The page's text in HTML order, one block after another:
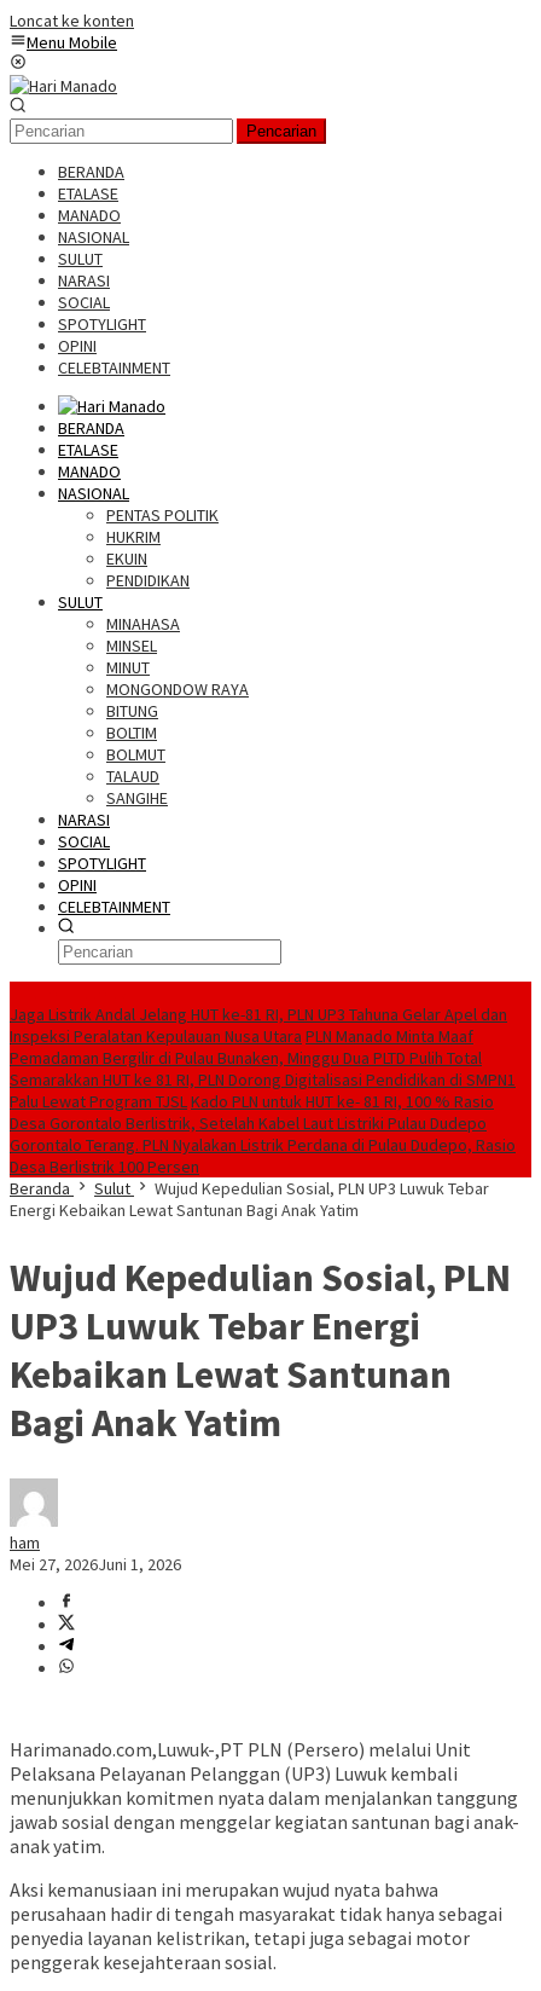
Loncat ke konten
Menu Mobile
Pencarian
BERANDA
ETALASE
MANADO
NASIONAL
SULUT
NARASI
SOCIAL
SPOTYLIGHT
OPINI
CELEBTAINMENT
BERANDA
ETALASE
MANADO
NASIONAL
PENTAS POLITIK
HUKRIM
EKUIN
PENDIDIKAN
SULUT
MINAHASA
MINSEL
MINUT
MONGONDOW RAYA
BITUNG
BOLTIM
BOLMUT
TALAUD
SANGIHE
NARASI
SOCIAL
SPOTYLIGHT
OPINI
CELEBTAINMENT
Jaga Listrik Andal Jelang HUT ke-81 RI, PLN UP3 Tahuna Gelar Apel dan
Inspeksi Peralatan Kepulauan Nusa Utara PLN Manado Minta Maaf
Pemadaman Bergilir di Pulau Bunaken, Minggu Dua PLTD Pulih Total
Semarakkan HUT ke 81 RI, PLN Dorong Digitalisasi Pendidikan di SMPN1
Palu Lewat Program TJSLKado PLN untuk HUT ke- 81 RI, 100 % Rasio
Desa Gorontalo Berlistrik, Setelah Kabel Laut Listriki Pulau Dudepo
Gorontalo Terang. PLN Nyalakan Listrik Perdana di Pulau Dudepo, Rasio
Desa Berlistrik 100 Persen
Beranda
Sulut
Wujud Kepedulian Sosial, PLN UP3 Luwuk Tebar
Energi Kebaikan Lewat Santunan Bagi Anak Yatim
Wujud Kepedulian Sosial, PLN
UP3 Luwuk Tebar Energi
Kebaikan Lewat Santunan
Bagi Anak Yatim
ham
Mei 27, 2026Juni 1, 2026
Harimanado.com,Luwuk-,PT PLN (Persero) melalui Unit
Pelaksana Pelayanan Pelanggan (UP3) Luwuk kembali
menunjukkan komitmen nyata dalam menjalankan tanggung
jawab sosial dengan menggelar kegiatan santunan bagi anak-
anak yatim.
Aksi kemanusiaan ini merupakan wujud nyata bahwa
perusahaan hadir di tengah masyarakat tidak hanya sebagai
penyedia layanan kelistrikan, tetapi juga sebagai motor
penggerak kesejahteraan sosial.